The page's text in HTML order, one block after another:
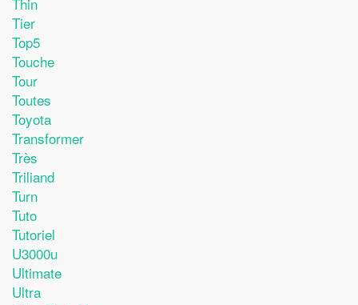
Tier
Top5
Touche
Tour
Toutes
Toyota
Transformer
Très
Triliand
Turn
Tuto
Tutoriel
U3000u
Ultimate
Ultra